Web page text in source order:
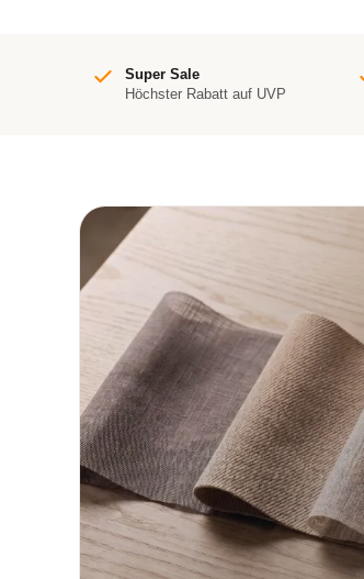
Super Sale
Höchster Rabatt auf UVP